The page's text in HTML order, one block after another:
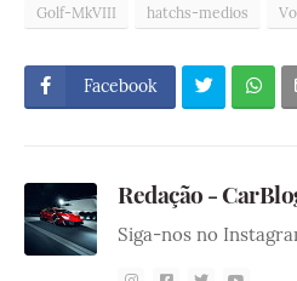
Golf-MkVIII hatchs-medios
Facebook
Redação -
Siga-nos no